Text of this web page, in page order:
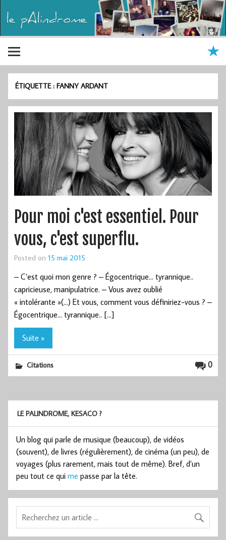
ÉTIQUETTE :FANNY ARDANT
Pour moi c'est essentiel. Pour
vous, c'est superflu.
Posted on 15 mai 2015
– C’est quoi mon genre ? – Égocentrique… tyrannique..
capricieuse, manipulatrice. – Vous avez oublié
« intolérante »(…) Et vous, comment vous définiriez-vous ? –
Égocentrique… tyrannique.. […]
Suite »
0
Citations
LE PALINDROME, KESACO ?
Un blog qui parle de musique (beaucoup), de vidéos
(souvent), de livres (régulièrement), de cinéma (un peu), de
voyages (plus rarement, mais tout de même). Bref, d’un
peu tout ce qui me passe par la tête.